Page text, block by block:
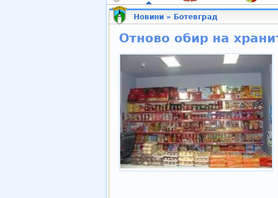
Новини» Ботевград
Отново обир на